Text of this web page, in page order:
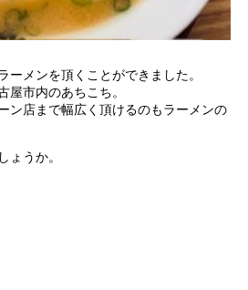
ーメンを頂くことができました。
屋市内のあちこち。
ン店まで幅広く頂けるのもラーメンの
ょうか。